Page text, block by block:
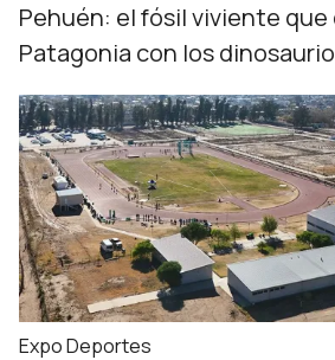
Pehuén: el fósil viviente
Patagonia con los
Expo Deportes